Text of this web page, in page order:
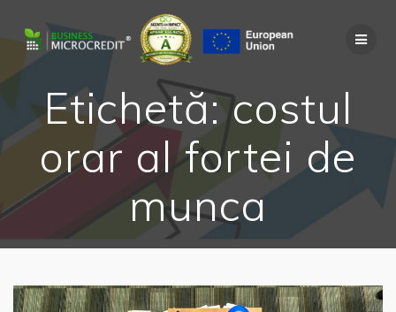
to
content
Etichetă:costul
orar al fortei de
munca